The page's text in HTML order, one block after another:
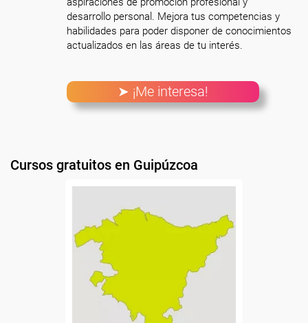
desarrollo personal. Mejora tus competencias y
habilidades para poder disponer de conocimientos
actualizados en las áreas de tu interés.
➤ ¡Me interesa!
Cursos gratuitos en Guipúzcoa